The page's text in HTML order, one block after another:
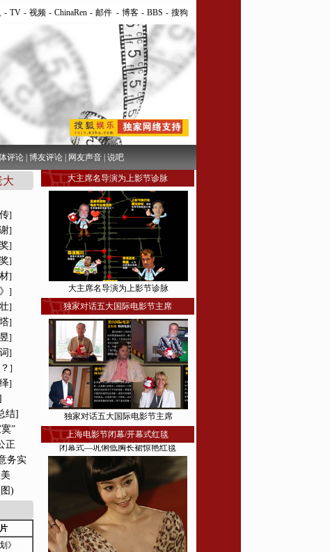
- TV - 视频 - ChinaRen - 邮件 - 博客 - BBS - 搜狗
评论 博友评论 网友声音 说吧
大
]
]
]
]
]
]
]
]
]
]
]
]
结]
”
正
务实
)
》
大主席名导演为上影节诊脉
大主席名导演为上影节诊脉
独家对话五大国际电影节主席
独家对话五大国际电影节主席
上海电影节闭幕/开幕式红毯
闭幕式—巩俐低胸长裙惊艳红毯